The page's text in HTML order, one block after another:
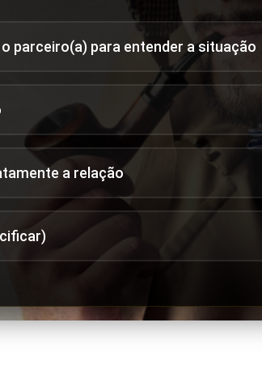
parceiro(a) para entender a situação
a relação